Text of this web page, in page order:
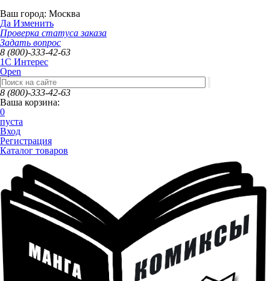
Ваш город: Москва
Да Изменить
Проверка статуса заказа
Задать вопрос
8 (800)-333-42-63
1C Интерес
Open
8 (800)-333-42-63
Ваша корзина:
0
пуста
Вход
Регистрация
Каталог товаров